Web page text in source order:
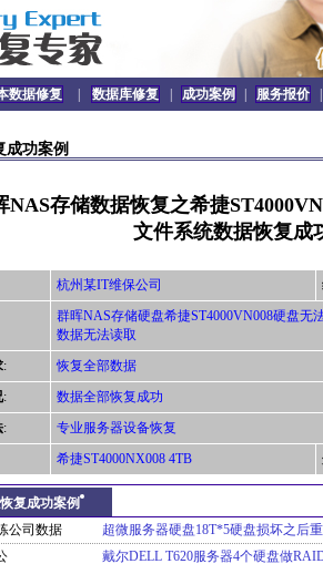
数据修复 数据库修复 成功案例 服务报价
成功案例
NAS存储数据恢复之希捷
文件系统数据恢复成
杭州某IT维保公司
群晖NAS存储硬盘希捷ST4000VN008硬盘无
数据无法读取
:
恢复全部数据
:
数据全部恢复成功
:
专业服务器设备恢复
希捷ST4000NX008 4TB
复成功案例
公司数据